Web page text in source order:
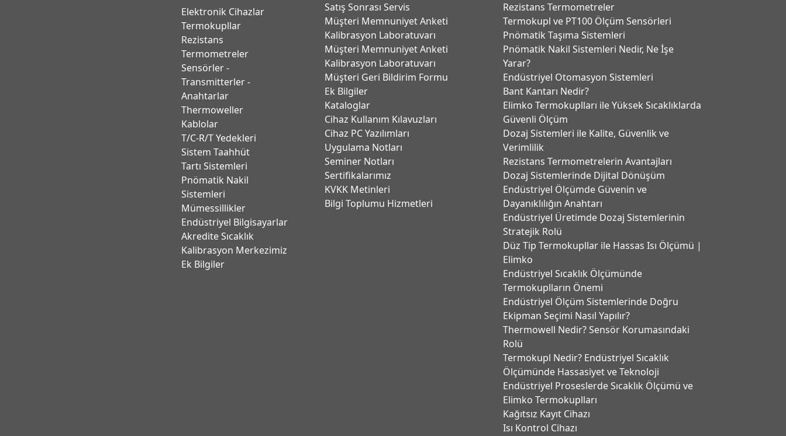
Elektronik Cihazlar
Termokupllar
Rezistans
Termometreler
Sensörler -
Transmitterler -
Anahtarlar
Thermoweller
Kablolar
T/C-R/T Yedekleri
Sistem Taahhüt
Tartı Sistemleri
Pnömatik Nakil
Sistemleri
Mümessillikler
Endüstriyel Bilgisayarlar
Akredite Sıcaklık
Kalibrasyon Merkezimiz
Ek Bilgiler
Satış Sonrası Servis
Müşteri Memnuniyet Anketi
Kalibrasyon Laboratuvarı
Müşteri Memnuniyet Anketi
Kalibrasyon Laboratuvarı
Müşteri Geri Bildirim Formu
Ek Bilgiler
Kataloglar
Cihaz Kullanım Kılavuzları
Cihaz PC Yazılımları
Uygulama Notları
Seminer Notları
Sertifikalarımız
KVKK Metinleri
Bilgi Toplumu Hizmetleri
Rezistans Termometreler
Termokupl ve PT100 Ölçüm Sensörleri
Pnömatik Taşıma Sistemleri
Pnömatik Nakil Sistemleri Nedir, Ne İşe
Yarar?
Endüstriyel Otomasyon Sistemleri
Bant Kantarı Nedir?
Elimko Termokuplları ile Yüksek Sıcaklıklarda
Güvenli Ölçüm
Dozaj Sistemleri ile Kalite, Güvenlik ve
Verimlilik
Rezistans Termometrelerin Avantajları
Dozaj Sistemlerinde Dijital Dönüşüm
Endüstriyel Ölçümde Güvenin ve
Dayanıklılığın Anahtarı
Endüstriyel Üretimde Dozaj Sistemlerinin
Stratejik Rolü
Düz Tip Termokupllar ile Hassas Isı Ölçümü |
Elimko
Endüstriyel Sıcaklık Ölçümünde
Termokuplların Önemi
Endüstriyel Ölçüm Sistemlerinde Doğru
Ekipman Seçimi Nasıl Yapılır?
Thermowell Nedir? Sensör Korumasındaki
Rolü
Termokupl Nedir? Endüstriyel Sıcaklık
Ölçümünde Hassasiyet ve Teknoloji
Endüstriyel Proseslerde Sıcaklık Ölçümü ve
Elimko Termokuplları
Kağıtsız Kayıt Cihazı
Isı Kontrol Cihazı